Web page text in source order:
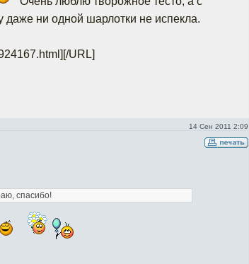
даже ни одной шарлотки не испекла.
[/URL]
14 Сен 2011 2:09
спасибо!